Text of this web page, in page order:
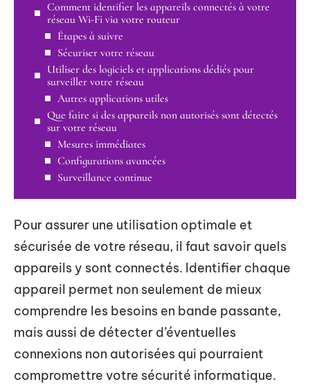
Comment identifier les appareils connectés à votre
réseau Wi-Fi via votre routeur
Étapes à suivre
Sécuriser votre réseau
Utiliser des logiciels et applications dédiés pour
surveiller votre réseau
Autres applications utiles
Que faire si des appareils non autorisés sont détectés
sur votre réseau
Mesures immédiates
Configurations avancées
Surveillance continue
Pour assurer une utilisation optimale et
sécurisée de votre réseau, il faut savoir quels
appareils y sont connectés. Identifier chaque
appareil permet non seulement de mieux
comprendre les besoins en bande passante,
mais aussi de détecter d’éventuelles
connexions non autorisées qui pourraient
compromettre votre sécurité informatique.